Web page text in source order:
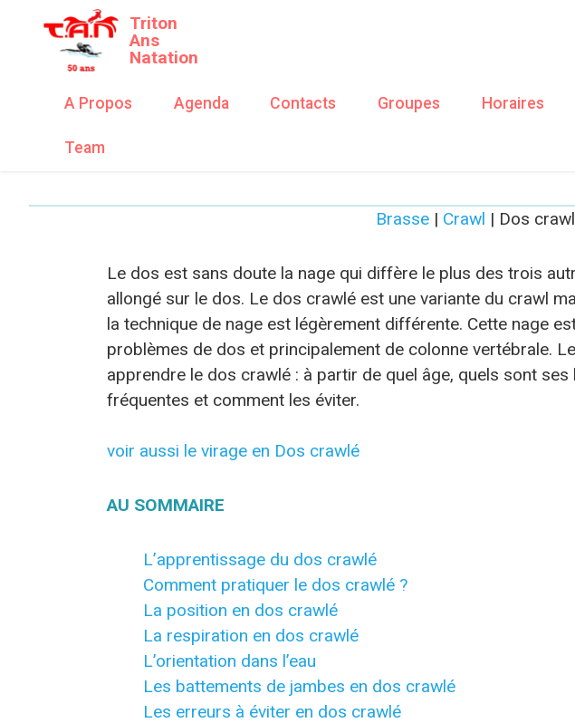
Triton
Ans
Natation
A Propos Agenda Contacts Groupes Horaires
Team
Brasse| Crawl | Dos
Le dos est sans doute la nage qui diffère le plus des trois
allongé sur le dos. Le dos crawlé est une variante du crawl
la technique de nage est légèrement différente. Cette nage
problèmes de dos et principalement de colonne vertébrale.
apprendre le dos crawlé : à partir de quel âge, quels sont
fréquentes et comment les éviter.
voir aussi le virage en Dos crawlé
AU SOMMAIRE
L’apprentissage du dos crawlé
Comment pratiquer le dos crawlé ?
La position en dos crawlé
La respiration en dos crawlé
L’orientation dans l’eau
Les battements de jambes en dos crawlé
Les erreurs à éviter en dos crawlé